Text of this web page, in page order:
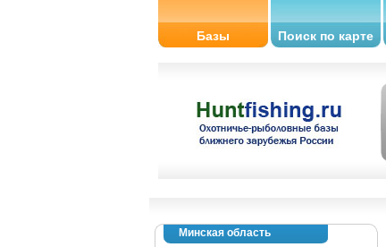
Базы Поиск по карте
Минская область